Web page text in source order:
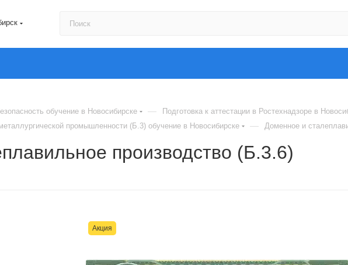
обучение в Новосибирске —
Подготовка к аттестации в Ростехнадзоре в
промышленности (Б.3) обучение в Новосибирске
— Доменное и
производство (Б.3.6)
Акция